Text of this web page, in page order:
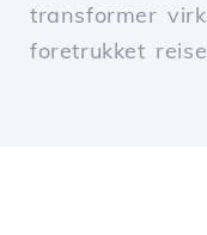
transformer
foretrukket